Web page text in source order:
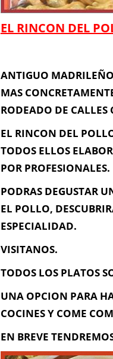
EL RINCON DEL
ANTIGUO
MAS
RODEADO DE CALLES
EL RINCON DEL
TODOS ELLOS
POR PROFESIONALES.
PODRAS DEGUSTAR
EL POLLO,
ESPECIALIDAD.
VISITANOS.
TODOS LOS PLATOS
UNA OPCION PARA
COCINES Y COME
EN BREVE
Información de
655 100 461
blauky28@hotmail.com